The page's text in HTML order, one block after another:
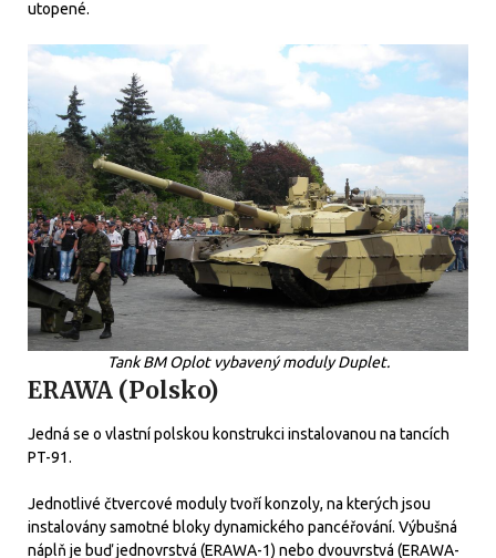
utopené.
Tank BM Oplot vybavený moduly Duplet.
ERAWA (Polsko)
Jedná se o vlastní polskou konstrukci instalovanou na tancích
PT-91.
Jednotlivé čtvercové moduly tvoří konzoly, na kterých jsou
instalovány samotné bloky dynamického pancéřování. Výbušná
náplň je buď jednovrstvá (ERAWA-1) nebo dvouvrstvá (ERAWA-